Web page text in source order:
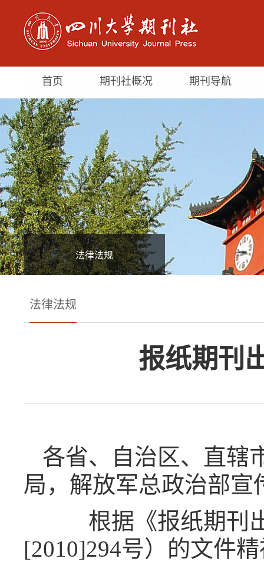
首页 期刊社概况 期刊导航
法律法规
法律法规
报纸期刊
各省、自治区、直辖
局，解放军总政治部宣
根据《报纸期刊出
[2010]294号）的文件